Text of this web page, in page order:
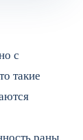
с
такие
раны,